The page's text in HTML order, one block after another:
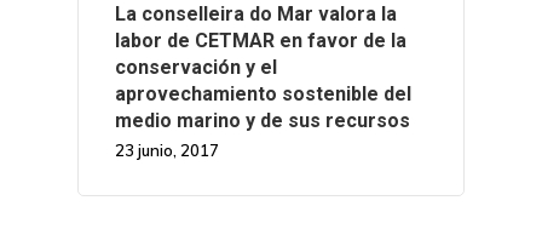
La conselleira do Mar valora la
labor de CETMAR en favor de la
conservación y el
aprovechamiento sostenible del
medio marino y de sus recursos
23 junio, 2017